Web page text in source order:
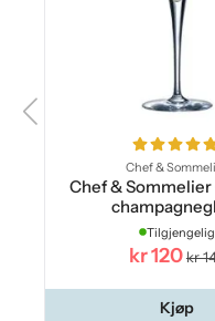
Chef &
Chef & Sommelier
Tilgjengelig
kr 120 kr
Kjøp